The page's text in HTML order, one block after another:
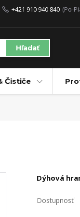
Hľadať
+421 910 940 840 (Po-
Čističe
Dýhová
Dostupnosť